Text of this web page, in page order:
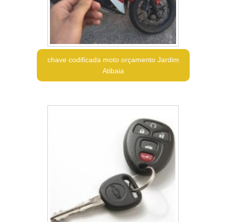
chave codificada moto orçamento Jardim
Atibaia